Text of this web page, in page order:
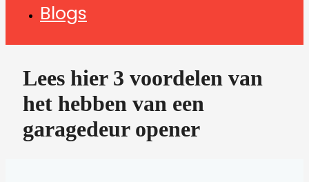
Blogs
Lees hier 3 voordelen van
het hebben van een
garagedeur opener